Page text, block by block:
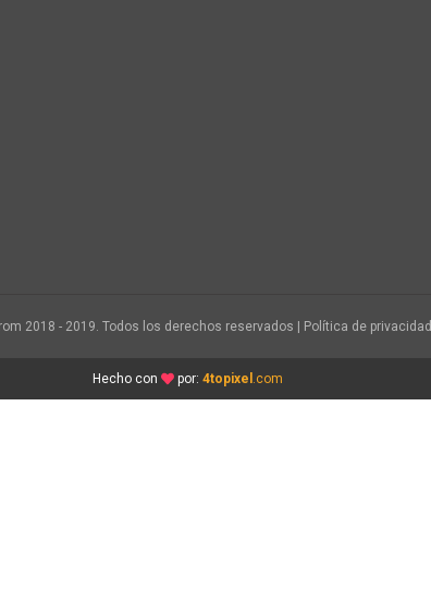
2018 - 2019. Todos los derechos reservados | Política de privacidad
Hecho con por: 4topixel .com